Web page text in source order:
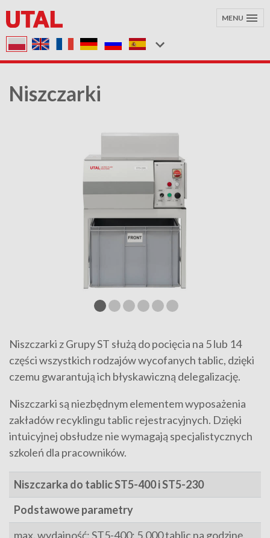
MENU
Niszczarki
Niszczarki z Grupy ST służą do pocięcia na 5 lub 14
części wszystkich rodzajów wycofanych tablic, dzięki
czemu gwarantują ich błyskawiczną delegalizację.
Niszczarki są niezbędnym elementem wyposażenia
zakładów recyklingu tablic rejestracyjnych. Dzięki
intuicyjnej obsłudze nie wymagają specjalistycznych
szkoleń dla pracowników.
Niszczarka do tablic ST5-400 i ST5-230
Podstawowe parametry
max. wydajność: ST5-400: 5.000 tablic na godzinę,